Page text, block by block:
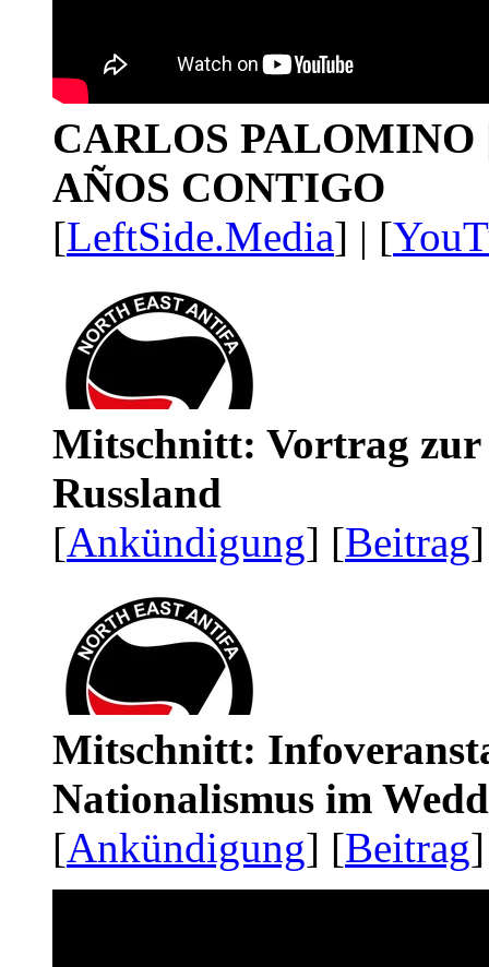
CARLOS PALOMINO
AÑOS CONTIGO
[LeftSide.Media] | [
Mitschnitt: Vortrag zur
Russland
[Ankündigung] [Beitrag
Mitschnitt:
Nationalismus im
[Ankündigung] [Beitrag